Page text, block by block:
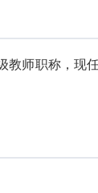
教师职称，现